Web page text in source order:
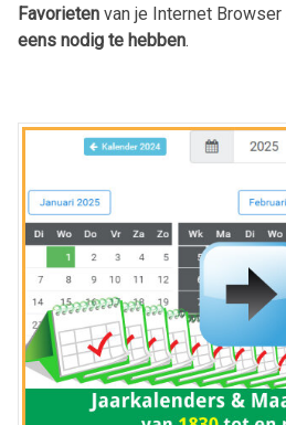
Favorieten van je Internet
eens nodig te hebben.